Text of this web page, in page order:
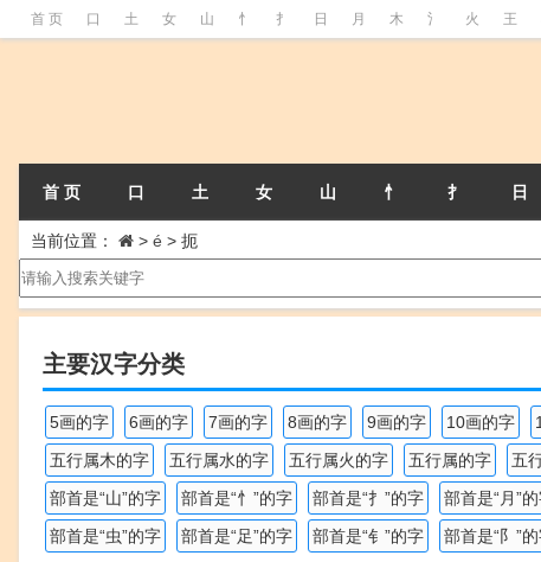
首 页 口 土 女 山 忄 扌 日 月 木 氵 火 王
首 页 口 土 女 山 忄 扌 日
当前位置： > é > 扼
主要汉字分类
5画的字 6画的字 7画的字 8画的字 9画的字 10画的字
五行属木的字
五行属水的字 五行属火的字 五行属的字 五
部首是“山”的字
部首是“忄”的字 部首是“扌”的字 部首是“月”
部首是“虫”的字
部首是“足”的字 部首是“钅”的字 部首是“阝”